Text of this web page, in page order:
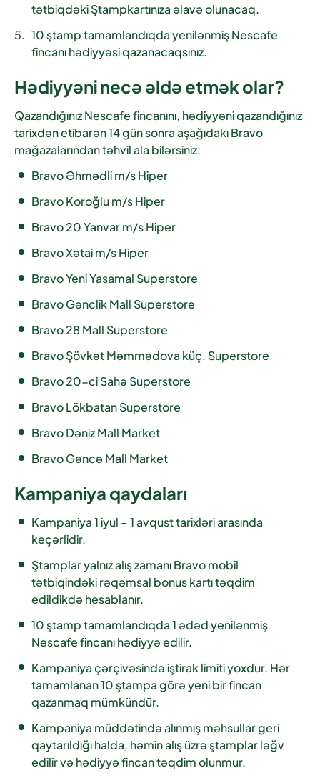
tətbiqdəki Ştampkartınıza əlavə olunacaq.
10 ştamp tamamlandıqda yenilənmiş Nescafe
fincanı hədiyyəsi qazanacaqsınız.
Hədiyyəni necə əldə etmək olar?
QazandığınızNescafe fincanını, hədiyyəni qazandığınız
tarixdən etibarən14 gün sonraaşağıdakı Bravo
mağazalarından təhvil ala bilərsiniz:
Bravo Əhmədli m/s Hiper
Bravo Koroğlu m/s Hiper
Bravo 20 Yanvar m/s Hiper
Bravo Xətai m/s Hiper
Bravo Yeni Yasamal Superstore
Bravo Gənclik Mall Superstore
Bravo 28 Mall Superstore
Bravo Şövkət Məmmədova küç. Superstore
Bravo 20-ci Sahə Superstore
Bravo Lökbatan Superstore
Bravo Dəniz Mall Market
Bravo Gəncə Mall Market
Kampaniya qaydaları
Kampaniya1 iyul – 1 avqusttarixləri arasında
keçərlidir.
Ştamplar yalnız alış zamanıBravo mobil
tətbiqindəki rəqəmsal bonus kartıtəqdim
edildikdə hesablanır.
10 ştamptamamlandıqda1 ədəd yenilənmiş
Nescafe fincanıhədiyyə edilir.
Kampaniya çərçivəsində iştirak limiti yoxdur. Hər
tamamlanan 10 ştampa görə yeni bir fincan
qazanmaq mümkündür.
Kampaniya müddətində alınmış məhsullar geri
qaytarıldığı halda, həmin alış üzrə ştamplar ləğv
edilir və hədiyyə fincan təqdim olunmur.